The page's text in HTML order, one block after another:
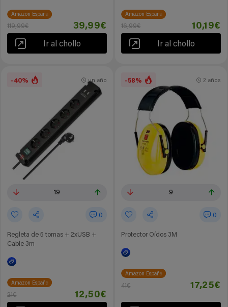
Amazon España
119,99€ 39,99€
Ir al chollo
Amazon España
16,99€ 10,19€
Ir al chollo
-40%
19
0
Regleta de 5 tomas + 2xUSB +
Cable 3m
un año
Amazon España
21€ 12,50€
-58%
9
0
Protector Oídos 3M
2 años
Amazon España
41€ 17,25€